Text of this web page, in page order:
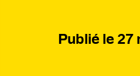
Publié le 27